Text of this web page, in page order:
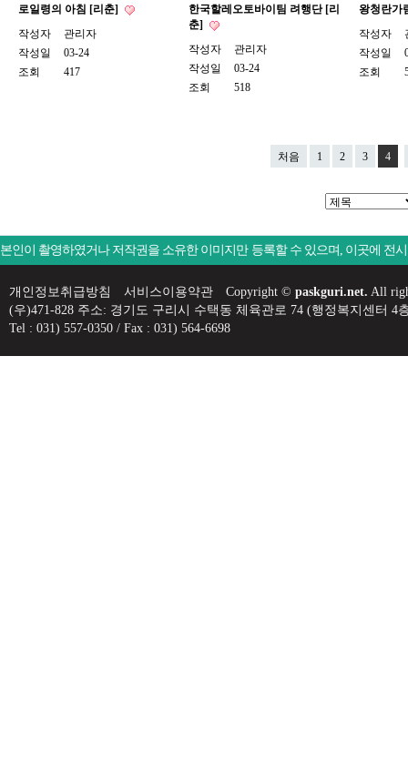
로일령의 아침 [리춘]
작성자
관리자
작성일
03-24
조회
417
한국할레오토바이팀 려행단 [리
춘]
작성자
관리자
작성일
03-24
조회
518
왕청란가
작성자
작성일
조회
처음 1 2 3 4
본인이 촬영하였거나 저작권을 소유한 이미지만 등록할 수 있으며, 이곳에 전
개인정보취급방침 서비스이용약관 Copyright © paskguri.net. All
(우)471-828 주소: 경기도 구리시 수택동 체육관로 74 (행정복지센터
Tel : 031) 557-0350 / Fax : 031) 564-6698